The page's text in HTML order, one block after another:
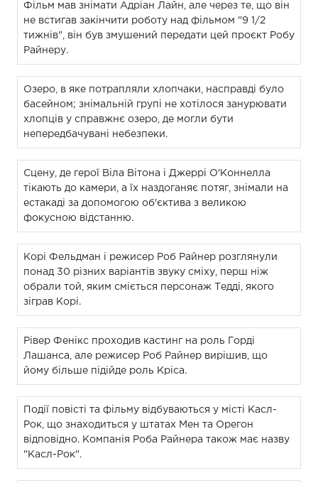
Фільм мав знімати Адріан Лайн, але через те, що він
не встигав закінчити роботу над фільмом "9 1/2
тижнів", він був змушений передати цей проєкт Робу
Райнеру.
Озеро, в яке потрапляли хлопчаки, насправді було
басейном; знімальній групі не хотілося занурювати
хлопців у справжнє озеро, де могли бути
непередбачувані небезпеки.
Сцену, де герої Віла Вітона і Джеррі О'Коннелла
тікають до камери, а їх наздоганяє потяг, знімали на
естакаді за допомогою об'єктива з великою
фокусною відстанню.
Корі Фельдман і режисер Роб Райнер розглянули
понад 30 різних варіантів звуку сміху, перш ніж
обрали той, яким сміється персонаж Тедді, якого
зіграв Корі.
Рівер Фенікс проходив кастинг на роль Горді
Лашанса, але режисер Роб Райнер вирішив, що
йому більше підійде роль Кріса.
Події повісті та фільму відбуваються у місті Касл-
Рок, що знаходиться у штатах Мен та Орегон
відповідно. Компанія Роба Райнера також має назву
"Касл-Рок".